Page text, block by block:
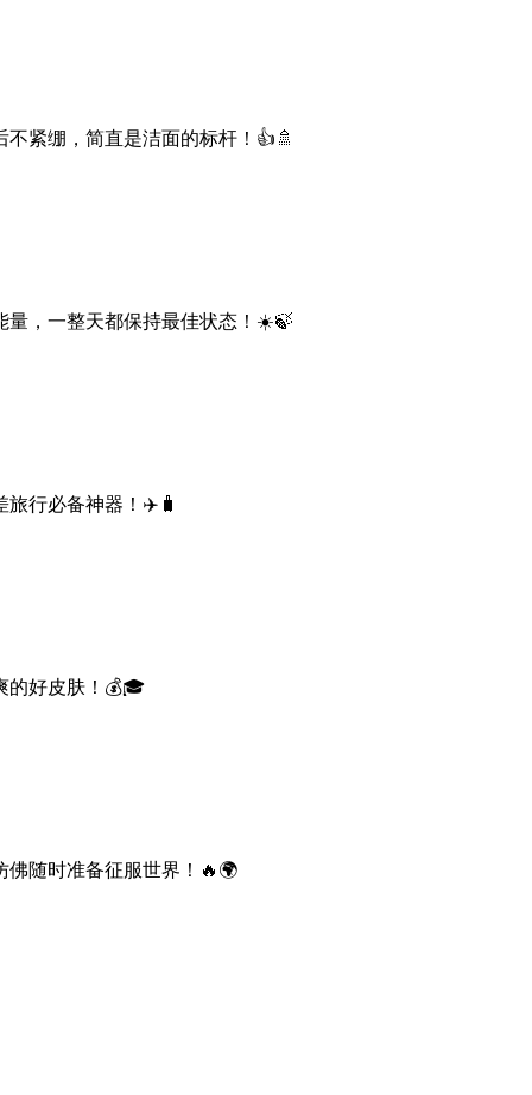
紧绷，简直是洁面的标杆！👍🚿
量，一整天都保持最佳状态！☀️🍃
旅行必备神器！✈️🧳
的好皮肤！💰🎓
佛随时准备征服世界！🔥🌍